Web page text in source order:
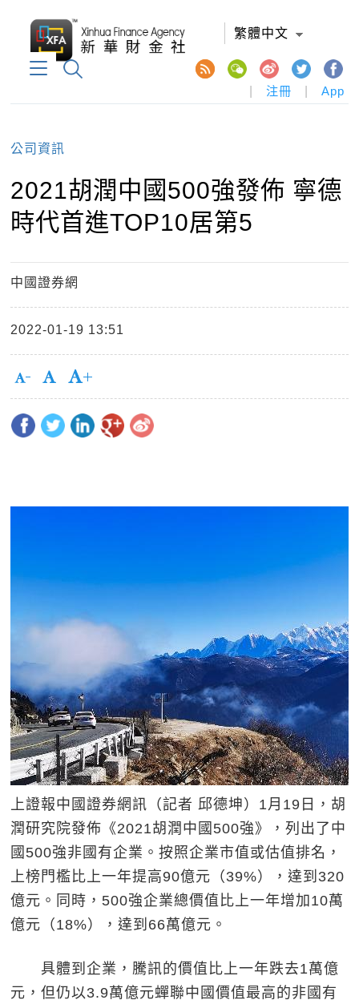
繁體中文
注冊 App
公司資訊
2021胡潤中國500強發佈 寧德
時代首進TOP10居第5
中國證券網
2022-01-19 13:51
上證報中國證券網訊（記者 邱德坤）1月19日，胡
潤研究院發佈《2021胡潤中國500強》，列出了中
國500強非國有企業。按照企業市值或估值排名，
上榜門檻比上一年提高90億元（39%），達到320
億元。同時，500強企業總價值比上一年增加10萬
億元（18%），達到66萬億元。
具體到企業，騰訊的價值比上一年跌去1萬億
元，但仍以3.9萬億元蟬聯中國價值最高的非國有